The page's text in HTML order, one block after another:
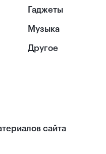
Гаджеты
Музыка
Другое
сайта